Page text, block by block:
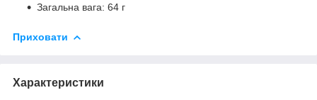
Загальна вага: 64 г
Приховати
Характеристики